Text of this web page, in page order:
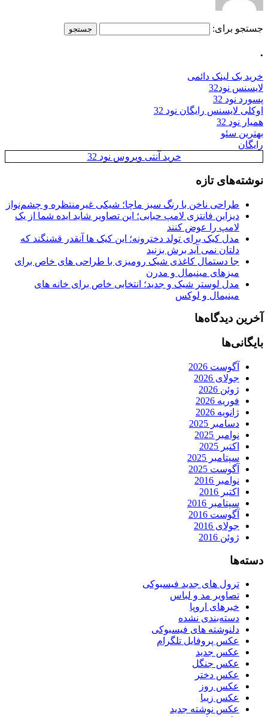
جستجو برای:
.
خرید بک لینک دائمی
لایسنس نود32
پسورد نود 32
اوکلی لایسنس رایگان نود 32
همیار نود 32
بهترین سئو
رایگان
خرید آنتی ویروس نود 32
نوشته‌های تازه
طراحی ناخن با رنگ سبز ماچا؛ شیکی غیرمنتظره و چشم‌نواز
دیزاین فانتزی لامپ حبابی؛ این تصاویر شاید ایده شما از یک
لامپ را عوض کنند
مدل کیک برای تولد دخترونه؛ این کیک ها آنقدر قشنگند که
دلتان نمی آید برش بزنید
جا دستمال کاغذی شیک رومیزی با طراحی های خاص برای
میزهای مینیمال و مدرن
مدل لوستر شیک و جدید؛ انتخابی خاص برای خانه های
مینیمال و لوکس
آخرین دیدگاه‌ها
بایگانی‌ها
آگوست 2026
جولای 2026
ژوئن 2026
فوریه 2026
ژانویه 2026
دسامبر 2025
نوامبر 2025
اکتبر 2025
سپتامبر 2025
آگوست 2025
نوامبر 2016
اکتبر 2016
سپتامبر 2016
آگوست 2016
جولای 2016
ژوئن 2016
دسته‌ها
ترول های جدید فیسبوکی
تصاویر مد و لباس
خبرهای اروپا
دسته‌بندی نشده
دلنوشته های فیسبوکی
عکس پروفایل تلگرام
عکس جدید
عکس جنگل
عکس دختر
عکس روز
عکس زیبا
عکس نوشته جدید